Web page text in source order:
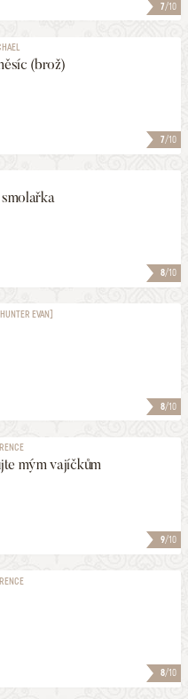
7/10
7/10
(brož)
8/10
8/10
EVAN]
9/10
mým vajíčkům
8/10